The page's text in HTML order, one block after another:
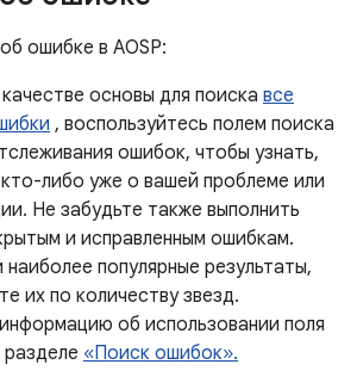
ошибке в AOSP:
основы для поиска все
, воспользуйтесь полем поиска
ошибок, чтобы узнать,
либо уже о вашей проблеме или
Не забудьте также выполнить
и исправленным ошибкам.
популярные результаты,
их по количеству звезд.
об использовании поля
«Поиск ошибок».